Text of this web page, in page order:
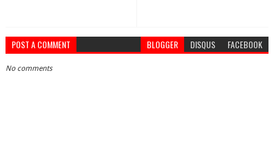
POST A COMMENT BLOGGER DISQUS FACEBOOK
No comments